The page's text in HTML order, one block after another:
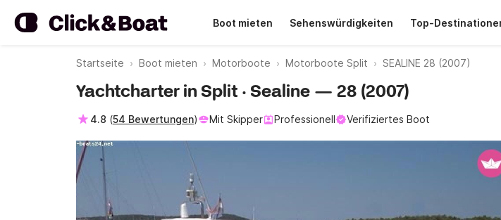
Boot mieten Sehenswürdigkeiten Top-
Startseite Boot mieten Motorboote Motorboote Split SEALINE 28 (2007)
Yachtcharter in Split · Sealine — 28 (2007)
4.8 (54 Bewertungen) Mit Skipper Professionell Verifiziertes Boot